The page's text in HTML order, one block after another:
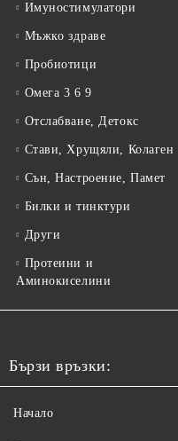
Имуностимулатори
Мъжко здраве
Пробиотици
Омега 3 6 9
Отслабване, Детокс
Стави, Хрущяли, Колаген
Сън, Настроение, Памет
Билки и тинктури
Други
Протеини и
Аминокиселини
Бързи връзки:
Начало